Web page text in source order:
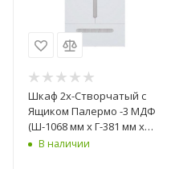
Шкаф 2х-Створчатый с
Ящиком Палермо -3 МДФ
(Ш-1068 мм х Г-381 мм x
В-2078 мм) Ясень Шимо
В наличии